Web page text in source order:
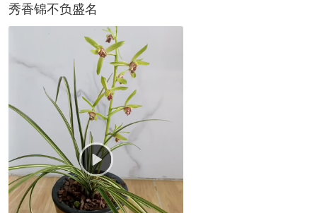
秀香锦不负盛名